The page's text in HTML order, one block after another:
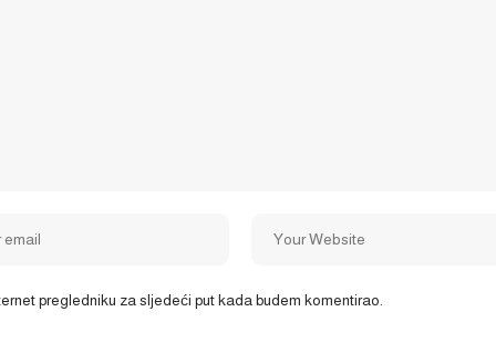
pregledniku za sljedeći put kada budem komentirao.